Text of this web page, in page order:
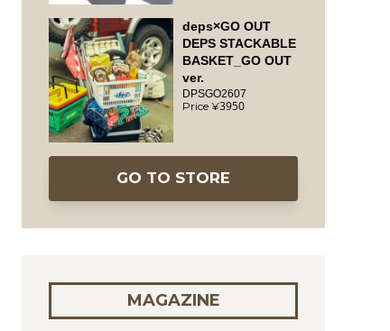
deps×GO OUT
DEPS STACKABLE
BASKET_GO OUT
ver.
DPSGO2607
3950
GO TO STORE
MAGAZINE